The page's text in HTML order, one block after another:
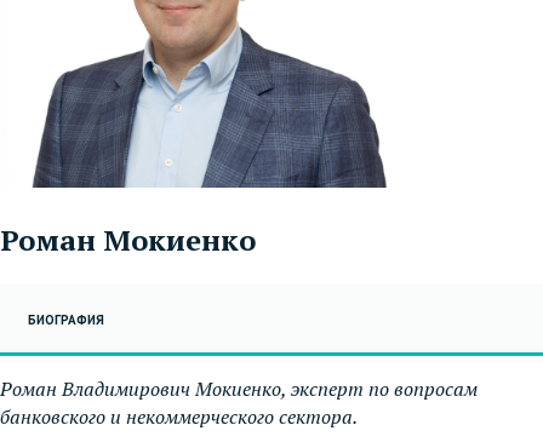
Роман Мокиенко
БИОГРАФИЯ
Роман Владимирович Мокиенко, эксперт по вопросам
банковского и некоммерческого сектора.